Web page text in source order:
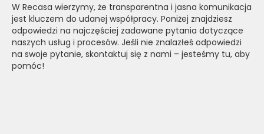
W Recasa wierzymy, że transparentna i jasna komunikacja
jest kluczem do udanej współpracy. Poniżej znajdziesz
odpowiedzi na najczęściej zadawane pytania dotyczące
naszych usług i procesów. Jeśli nie znalazłeś odpowiedzi
na swoje pytanie, skontaktuj się z nami – jesteśmy tu, aby
pomóc!